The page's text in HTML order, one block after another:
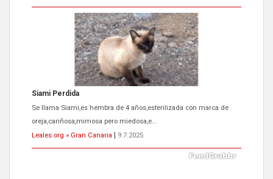
Siami Perdida
Se llama Siami,es hembra de 4 años,esterilizada con marca de
oreja,cariñosa,mimosa pero miedosa,e...
Leales.org » Gran Canaria
9.7.2025